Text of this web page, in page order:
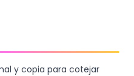
y copia para cotejar